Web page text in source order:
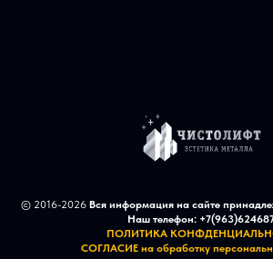
© 2016-2026 Вся информация на сайте
Наш телефон:
ПОЛИТИКА
СОГЛАСИЕ на обработку